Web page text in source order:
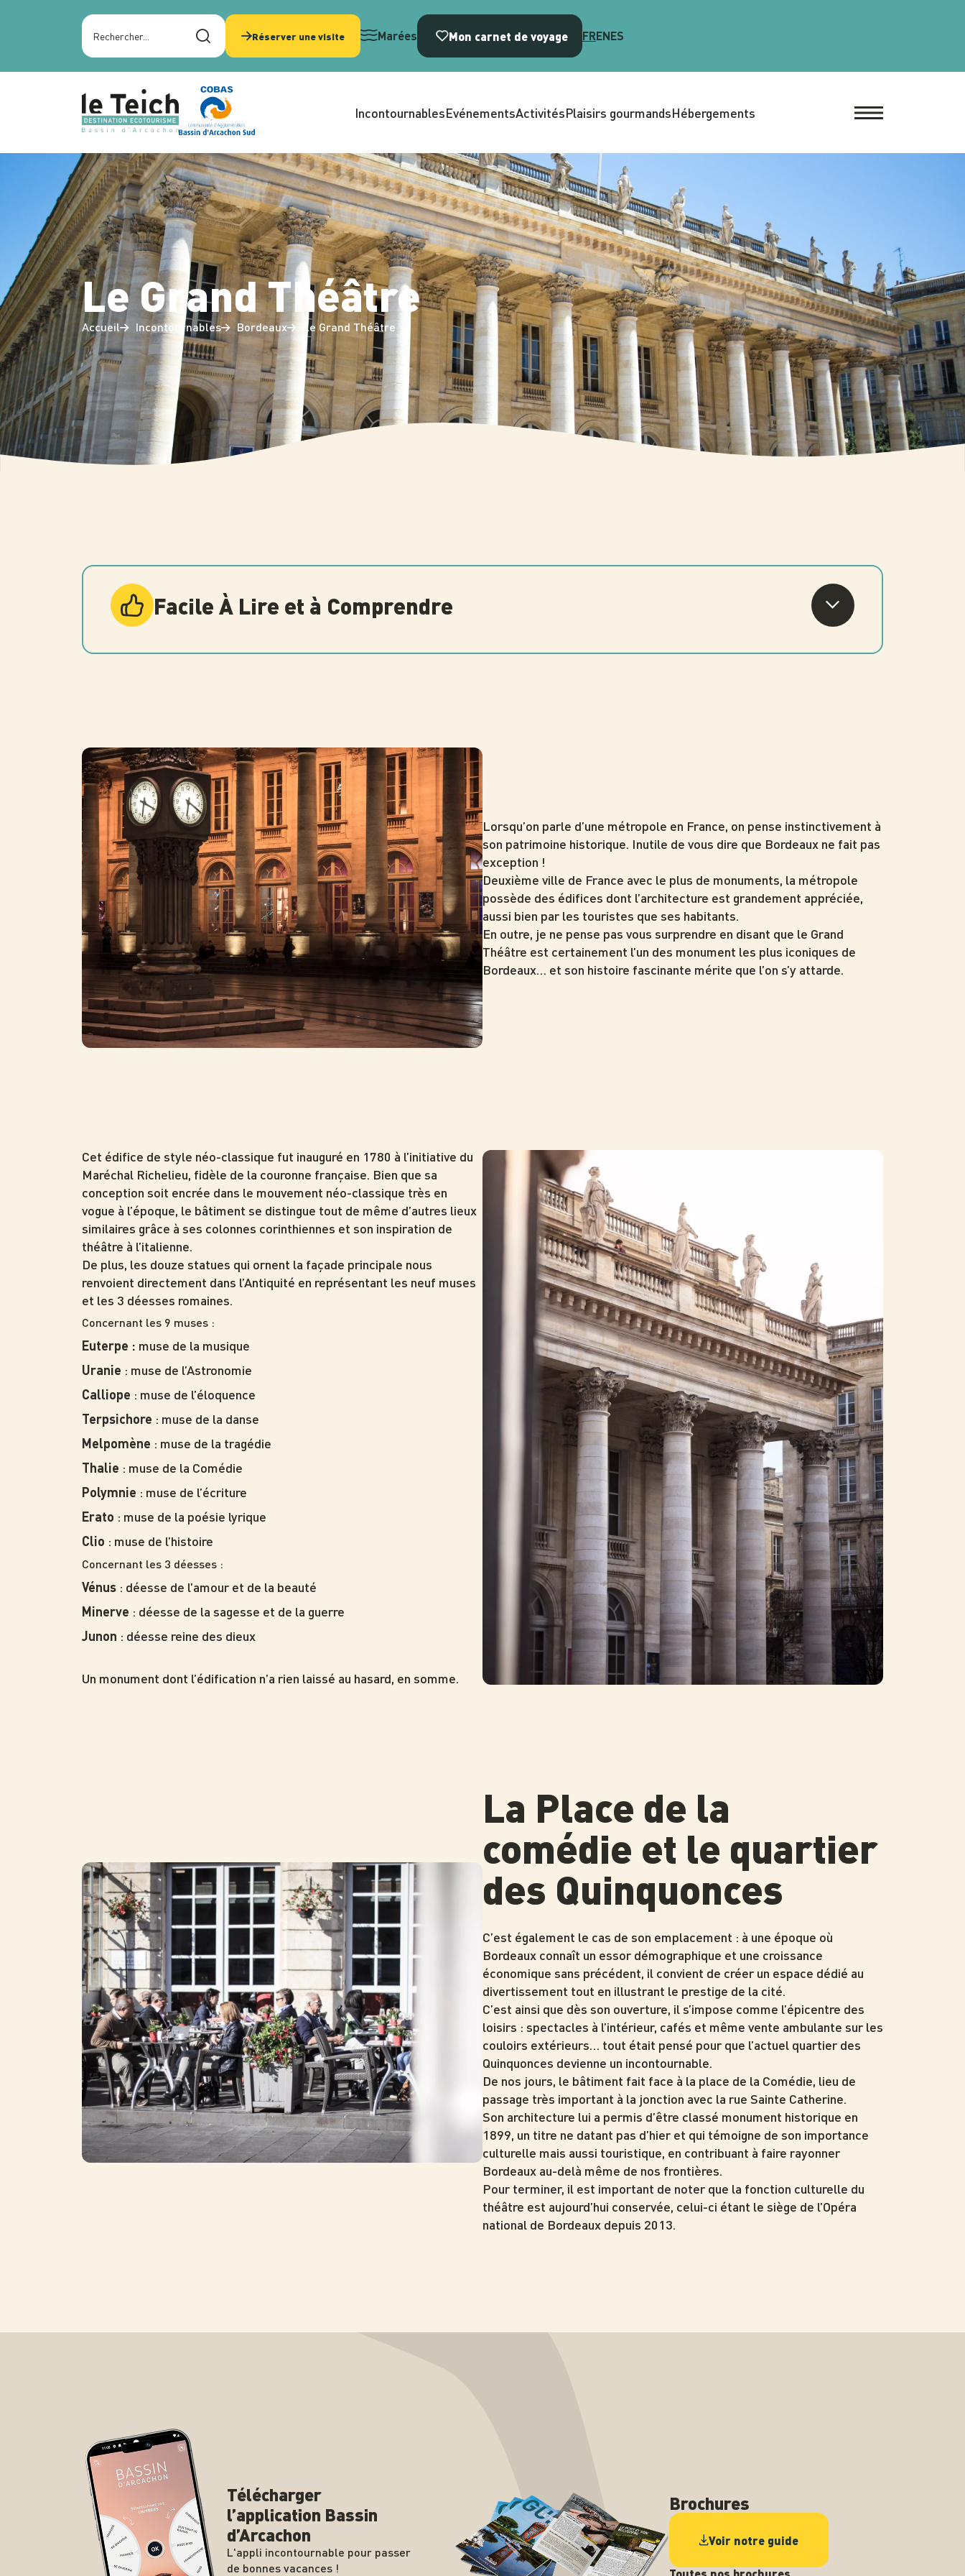
IncontournablesEvénementsActivitésPlaisirs gourmandsHébergements
Rechercher sur le site
Réserver une visite Marées Mon carnet de voyage FRENES
Le Grand Théâtre
Accueil Incontournables Bordeaux Le Grand Théâtre
Facile À Lire et à Comprendre
Photo
Lorsqu’on parle d’une métropole en France, on pense instinctivement à
son patrimoine historique. Inutile de vous dire que Bordeaux ne fait pas
exception !
Deuxième ville de France avec le plus de monuments, la métropole
possède des édifices dont l’architecture est grandement appréciée,
aussi bien par les touristes que ses habitants.
En outre, je ne pense pas vous surprendre en disant que le Grand
Théâtre est certainement l’un des monument les plus iconiques de
Bordeaux… et son histoire fascinante mérite que l’on s’y attarde.
Cet édifice de style néo-classique fut inauguré en 1780 à l’initiative du
Maréchal Richelieu, fidèle de la couronne française. Bien que sa
conception soit encrée dans le mouvement néo-classique très en
vogue à l’époque, le bâtiment se distingue tout de même d’autres lieux
similaires grâce à ses colonnes corinthiennes et son inspiration de
théâtre à l’italienne.
De plus, les douze statues qui ornent la façade principale nous
renvoient directement dans l’Antiquité en représentant les neuf muses
et les 3 déesses romaines.
Concernant les 9 muses :
Euterpe : muse de la musique
Uranie : muse de l’Astronomie
Calliope : muse de l’éloquence
Terpsichore : muse de la danse
Melpomène : muse de la tragédie
Thalie : muse de la Comédie
Polymnie : muse de l’écriture
Erato : muse de la poésie lyrique
Clio : muse de l’histoire
Concernant les 3 déesses :
Vénus : déesse de l’amour et de la beauté
Minerve : déesse de la sagesse et de la guerre
Junon : déesse reine des dieux
Un monument dont l’édification n’a rien laissé au hasard, en somme.
Photo
Photo
La Place de la
comédie et le quartier
des Quinquonces
C’est également le cas de son emplacement : à une époque où
Bordeaux connaît un essor démographique et une croissance
économique sans précédent, il convient de créer un espace dédié au
divertissement tout en illustrant le prestige de la cité.
C’est ainsi que dès son ouverture, il s’impose comme l’épicentre des
loisirs : spectacles à l’intérieur, cafés et même vente ambulante sur les
couloirs extérieurs… tout était pensé pour que l’actuel quartier des
Quinquonces devienne un incontournable.
De nos jours, le bâtiment fait face à la place de la Comédie, lieu de
passage très important à la jonction avec la rue Sainte Catherine.
Son architecture lui a permis d’être classé monument historique en
1899, un titre ne datant pas d’hier et qui témoigne de son importance
culturelle mais aussi touristique, en contribuant à faire rayonner
Bordeaux au-delà même de nos frontières.
Pour terminer, il est important de noter que la fonction culturelle du
théâtre est aujourd’hui conservée, celui-ci étant le siège de l’Opéra
national de Bordeaux depuis 2013.
Télécharger
l’application Bassin
d’Arcachon
L'appli incontournable pour passer
de bonnes vacances !
Brochures
Voir notre guide